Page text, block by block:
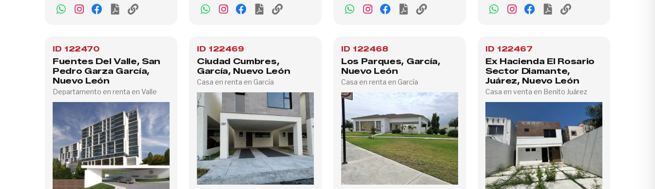
ID 122470
Fuentes Del Valle, San
Pedro Garza García,
Nuevo León
Departamento en renta en Valle
ID 122469
Ciudad Cumbres,
García, Nuevo León
Casa en renta en García
ID 122468
Los Parques, García,
Nuevo León
Casa en renta en García
ID 122467
Ex Hacienda El Rosario
Sector Diamante,
Juárez, Nuevo León
Casa en venta en Benito Juárez